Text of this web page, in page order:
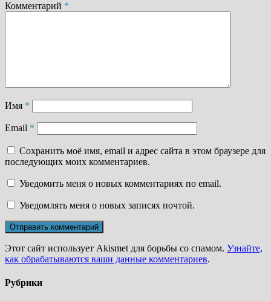
Комментарий *
Имя *
Email *
Сохранить моё имя, email и адрес сайта в этом браузере для
последующих моих комментариев.
Уведомить меня о новых комментариях по email.
Уведомлять меня о новых записях почтой.
Этот сайт использует Akismet для борьбы со спамом. Узнайте,
как обрабатываются ваши данные комментариев.
Рубрики